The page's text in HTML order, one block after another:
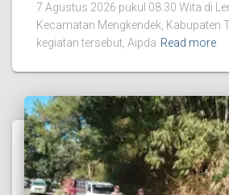
7 Agustus 2026 pukul 08.30 Wita di
Kecamatan Mengkendek, Kabupaten
kegiatan tersebut, Aipda Read more